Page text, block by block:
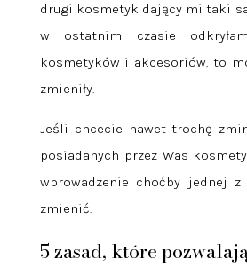
drugi kosmetyk dający mi taki
w ostatnim czasie
kosmetyków i akcesoriów, to
zmieniły.
Jeśli chcecie nawet trochę
posiadanych przez Was
wprowadzenie choćby jednej
zmienić.
5 zasad, które